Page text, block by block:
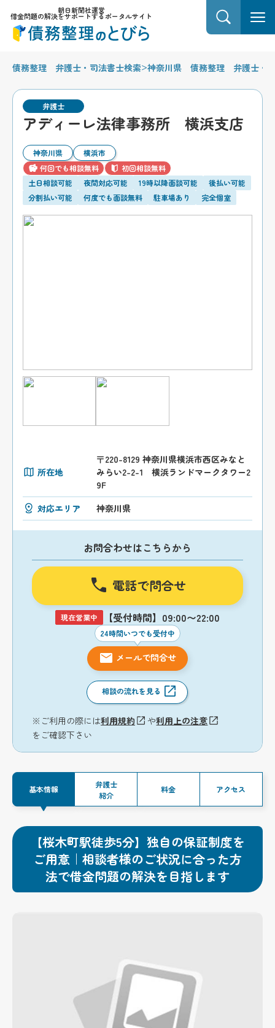
朝日新聞社運営
借金問題の解決をサポートするポータルサイト
債務整理 弁護士・司法書士検索>神奈川県 債務整理 弁護士・
弁護士
アディーレ法律事務所 横浜支店
神奈川県
横浜市
何回でも相談無料
初回相談無料
土日相談可能
夜間対応可能 19時以降面談可能
後払い可能
分割払い可能
何度でも面談無料 駐車場あり 完全個室
所在地
〒220-8129 神奈川県横浜市西区みなと
みらい2-2-1 横浜ランドマークタワー2
9F
対応エリア
神奈川県
お問合わせはこちらから
電話で問合せ
現在営業中 【受付時間】09:00〜22:00
24時間いつでも受付中
メールで問合せ
相談の流れを見る
※ご利用の際には利用規約 や利用上の注意
をご確認下さい
基本情報
弁護士
紹介
料金 アクセス
【桜木町駅徒歩5分】独自の保証制度を
ご用意｜相談者様のご状況に合った方
法で借金問題の解決を目指します